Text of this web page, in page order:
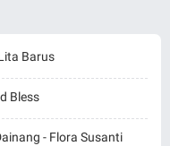
Barus
Bless
- Flora Susanti